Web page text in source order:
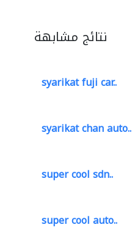
نتائج مشابهة
syarikat fuji car..
syarikat chan auto..
super cool sdn..
super cool auto..